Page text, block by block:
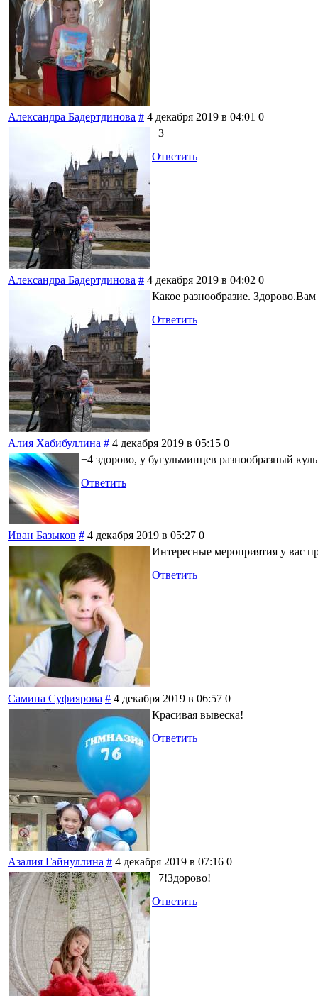
Александра Бадертдинова # 4 декабря 2019 в 04:01 0
+3
Ответить
Александра Бадертдинова # 4 декабря 2019 в 04:02 0
Какое разнообразие.
Ответить
Алия Хабибуллина # 4 декабря 2019 в 05:15 0
+4 здорово, у бугульминцев разнообразный
Ответить
Иван Базыков # 4 декабря 2019 в 05:27 0
Интересные мероприятия у вас
Ответить
Самина Суфиярова # 4 декабря 2019 в 06:57 0
Красивая вывеска!
Ответить
Азалия Гайнуллина # 4 декабря 2019 в 07:16 0
+7!Здорово!
Ответить